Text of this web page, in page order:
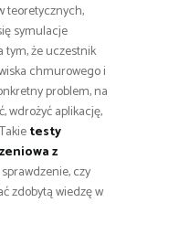
teoretycznych,
symulacje
tym, że uczestnik
chmurowego i
problem, na
wdrożyć aplikację,
testy
z
czy
zdobytą wiedzę w